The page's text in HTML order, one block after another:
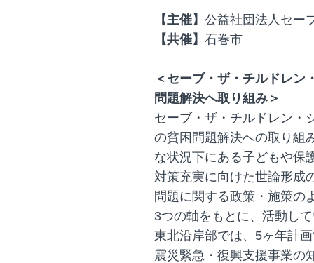
【主催】 公益社団法人セー
【共催】 石巻市
＜セーブ・ザ・チルドレン
問題解決へ取り組み＞
セーブ・ザ・チルドレン・
の貧困問題解決への取り組
な状況下にある子どもや保
対策充実に向けた世論形成
問題に関する政策・施策の
3つの軸をもとに、活動し
東北沿岸部では、5ヶ年計
震災緊急・復興支援事業の